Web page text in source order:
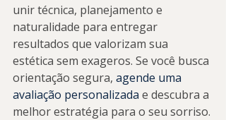
unir técnica, planejamento e
naturalidade para entregar
resultados que valorizam sua
estética sem exageros. Se você busca
orientação segura, agende uma
avaliação personalizada e descubra a
melhor estratégia para o seu sorriso.